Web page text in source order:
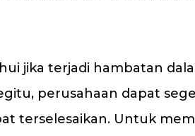
jika terjadi hambatan
perusahaan dapat
terselesaikan. Untuk